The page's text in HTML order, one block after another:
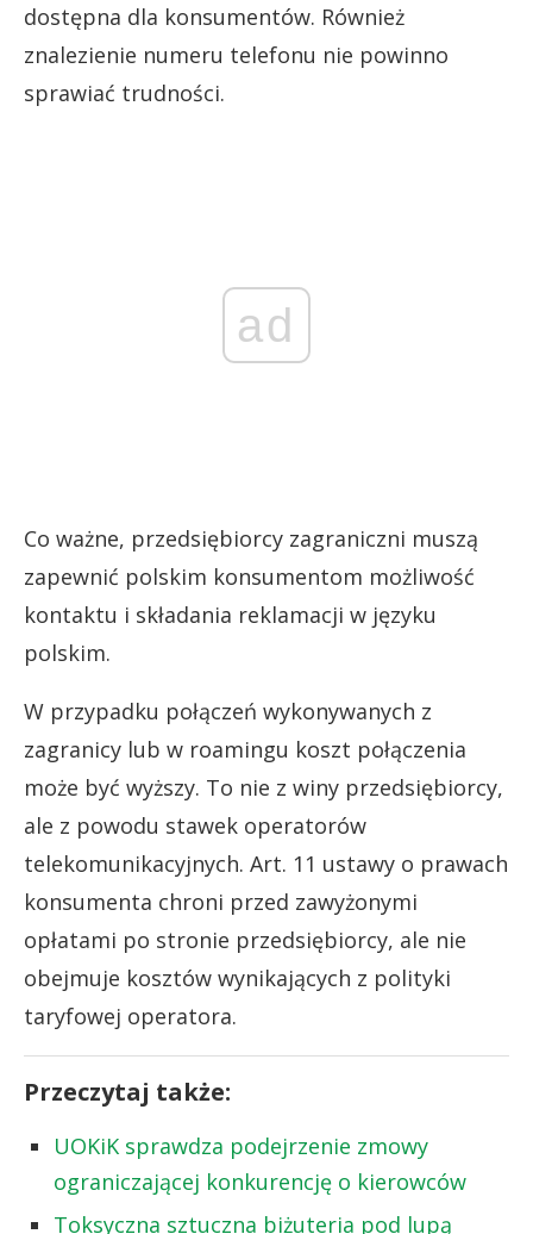
dostępna dla konsumentów. Również
znalezienie numeru telefonu nie powinno
sprawiać trudności.
ad
Co ważne, przedsiębiorcy zagraniczni muszą
zapewnić polskim konsumentom możliwość
kontaktu i składania reklamacji w języku
polskim.
W przypadku połączeń wykonywanych z
zagranicy lub w roamingu koszt połączenia
może być wyższy. To nie z winy przedsiębiorcy,
ale z powodu stawek operatorów
telekomunikacyjnych. Art. 11 ustawy o prawach
konsumenta chroni przed zawyżonymi
opłatami po stronie przedsiębiorcy, ale nie
obejmuje kosztów wynikających z polityki
taryfowej operatora.
Przeczytaj także:
UOKiK sprawdza podejrzenie zmowy
ograniczającej konkurencję o kierowców
Toksyczna sztuczna biżuteria pod lupą